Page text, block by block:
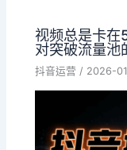
视频总是卡
对突破流量池
抖音运营 / 2026-